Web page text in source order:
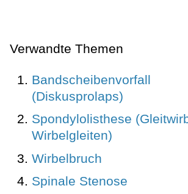
Verwandte Themen
Bandscheibenvorfall
(Diskusprolaps)
Spondylolisthese
Wirbelgleiten)
Wirbelbruch
Spinale Stenose